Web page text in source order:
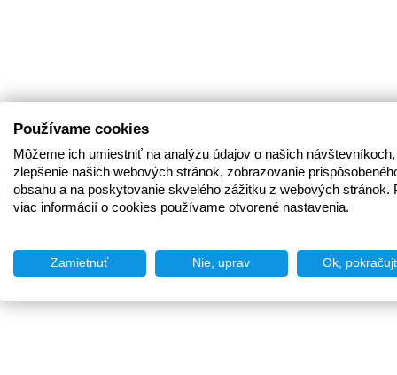
Používame cookies
Môžeme ich umiestniť na analýzu údajov o našich
zlepšenie našich webových stránok, zobrazovanie
obsahu a na poskytovanie skvelého zážitku z webových stránok.
viac informácií o cookies používame otvorené nastavenia.
Zamietnuť Nie, uprav Ok,